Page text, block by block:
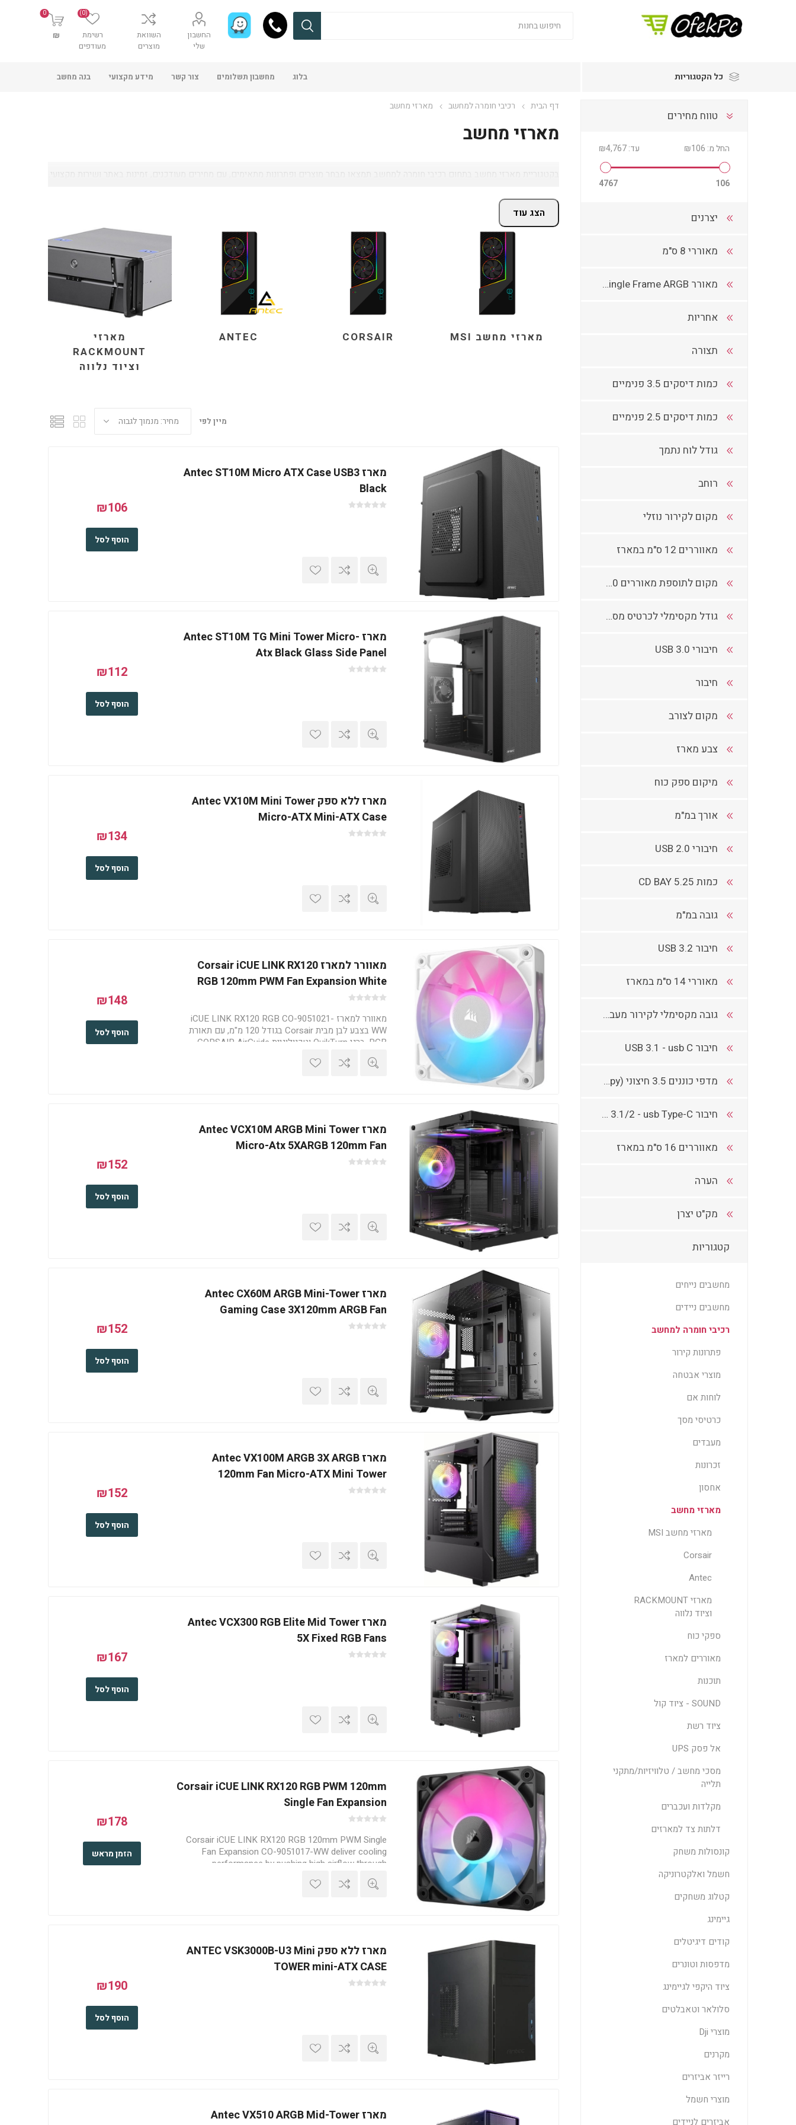
החשבון
שלי
השוואת
מוצרים
רשימת
מעודפים
(0)
0
₪
כל הקטגוריות בלוג מחשבון תשלומים צור קשר מידע מקצועי בנה מחשב
דף הבית רכיבי חומרה למחשב מארזי מחשב
מארזי מחשב
בקטגוריית מארזי מחשב בתחום רכיבי חומרה למחשב תמצאו מבחר מוצרים ופתרונות מתאימים, עם מחירים מעודכנים, זמינות באתר ושירות מקצועי.
הצג עוד
מארזי מחשב MSI CORSAIR
ANTEC
מארזי
RACKMOUNT
וציוד נלווה
מיין לפי
מארז Antec ST10M Micro ATX Case USB3
Black
₪106
הוסף לסל
מארז Antec ST10M TG Mini Tower Micro-
Atx Black Glass Side Panel
₪112
הוסף לסל
מארז ללא ספק Antec VX10M Mini Tower
Micro-ATX Mini-ATX Case
₪134
הוסף לסל
מאוורר למארז Corsair iCUE LINK RX120
RGB 120mm PWM Fan Expansion White
מאוורר למארז iCUE LINK RX120 RGB CO-9051021-
WW בצבע לבן מבית Corsair בגודל 120 מ"מ, עם תאורת
RGB, ברגי QuikTurn וטכנולוגיית CORSAIR AirGuide.
₪148
הוסף לסל
מארז Antec VCX10M ARGB Mini Tower
Micro-Atx 5XARGB 120mm Fan
₪152
הוסף לסל
מארז Antec CX60M ARGB Mini-Tower
Gaming Case 3X120mm ARGB Fan
₪152
הוסף לסל
מארז Antec VX100M ARGB 3X ARGB
120mm Fan Micro-ATX Mini Tower
₪152
הוסף לסל
מארז Antec VCX300 RGB Elite Mid Tower
5X Fixed RGB Fans
₪167
הוסף לסל
Corsair iCUE LINK RX120 RGB PWM 120mm
Single Fan Expansion
Corsair iCUE LINK RX120 RGB 120mm PWM Single
Fan Expansion CO-9051017-WW deliver cooling
performance by pushing high airflow through
obstructions with high static pressure and CORSAIR
AirGuide technology.
₪178
הזמן מראש
מארז ללא ספק ANTEC VSK3000B-U3 Mini
TOWER mini-ATX CASE
₪190
הוסף לסל
מארז Antec VX510 ARGB Mid-Tower
טווח מחירים
החל מ: ₪106 עד: ₪4,767
106
4767
יצרנים
מאוררי 8 ס"מ
מאורר 240MM Single Frame ARGB
אחריות
תצורה
כמות דיסקים 3.5 פנימיים
כמות דיסקים 2.5 פנימיים
גודל לוח נתמך
רוחב
מקום לקירור נוזלי
מאווררים 12 ס"מ במארז
מקום לתוספת מאוררים 120/140
גודל מקסימלי לכרטיס מסך במ"מ
חיבורי USB 3.0
חיבור
מקום לצורב
צבע מארז
מיקום ספק כוח
אורך במ"מ
חיבורי 2.0 USB
כמות CD BAY 5.25
גובה במ"מ
חיבור USB 3.2
מאוררי 14 ס"מ במארז
גובה מקסימלי לקירור מעבד במ"מ
חיבור USB 3.1 - usb C
מדפי כוננים 3.5 חיצוני (Floppy(
חיבור USB 3.1/2 - usb Type-C
מאווררים 16 ס"מ במארז
הערה
מק"ט יצרן
קטגוריות
מחשבים נייחים
מחשבים ניידים
רכיבי חומרה למחשב
פתרונות קירור
מוצרי אבטחה
לוחות אם
כרטיסי מסך
מעבדים
זכרונות
אחסון
מארזי מחשב
מארזי מחשב MSI
Corsair
Antec
מארזי RACKMOUNT
וציוד נלווה
ספקי כוח
מאוררים למארז
תוכנות
SOUND - ציוד קול
ציוד רשת
אל פסק UPS
מסכי מחשב / טלוויזיות/מתקני
תלייה
מקלדות ועכברים
דלתות צד למארזים
קונסולות משחק
חשמל ואלקטרוניקה
קטלוג משחקים
גיימינג
קודים דיגיטלים
מדפסות וטונרים
ציוד היקפי לגיימינג
סלולאר וטאבלטים
מוצרי Dji
מקרנים
רייזר אביזרים
מוצרי חשמל
אביזרים לניידים